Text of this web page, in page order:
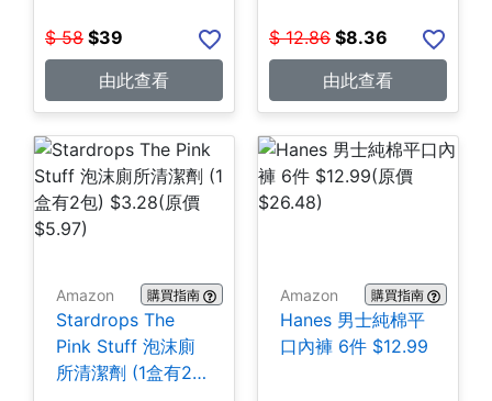
$ 58 $39
由此查看
$ 12.86 $8.36
由此查看
Amazon 購買指南
Stardrops The
Pink Stuff 泡沫廁
所清潔劑 (1盒有2
Amazon 購買指南
Hanes 男士純棉平
口內褲 6件 $12.99